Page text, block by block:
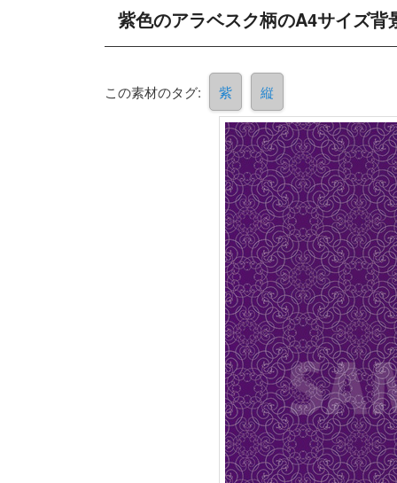
紫色のアラベスク柄のA4サイズ背
この素材のタグ: 紫 縦